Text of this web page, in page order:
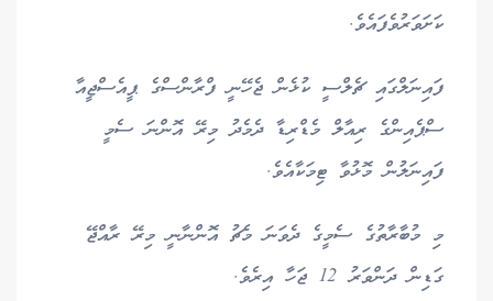
ކަށަވަރުވެފައެވެ.
ފައިނަލްގައި ޗެލްސީ ކުޅެން ޖެހޭނީ ފްރާންސްގެ ޕީއެސްޖީއާ
ސްޕެއިންގެ ރިއާލް މެޑްރިޑާ ދެމެދު މިރޭ އޮންނަ ސެމީ
ފައިނަލުން މޮޅުވާ ޓިމަކާއެވެ.
މި މުބާރާތުގެ ސެމީގެ ދެވަނަ މެޗު އޮންނާނީ މިރޭ ރާއްޖޭ
ގަޑިން ދަންވަރު 12 ޖަހާ އިރެވެ.